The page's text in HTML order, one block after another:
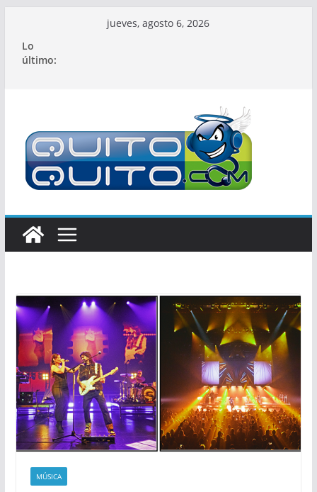
contenido
jueves, agosto 6, 2026
Lo
último:
MÚSICA